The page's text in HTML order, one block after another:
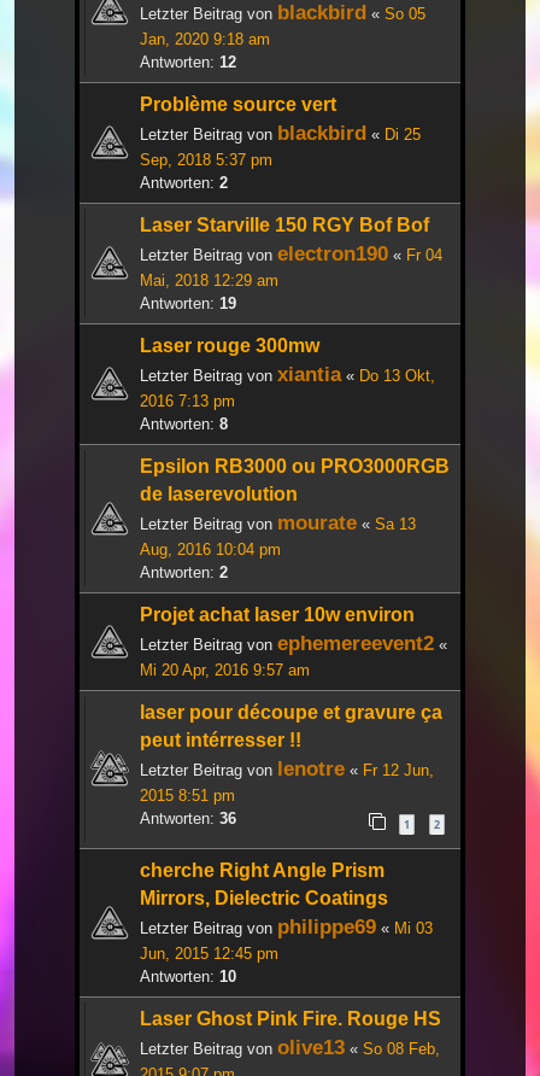
Letzter Beitrag von blackbird « So 05
Jan, 2020 9:18 am
Antworten: 12
Problème source vert
Letzter Beitrag von blackbird « Di 25
Sep, 2018 5:37 pm
Antworten: 2
Laser Starville 150 RGY Bof Bof
Letzter Beitrag von electron190 « Fr 04
Mai, 2018 12:29 am
Antworten: 19
Laser rouge 300mw
Letzter Beitrag von xiantia« Do 13 Okt,
2016 7:13 pm
Antworten: 8
Epsilon RB3000 ou PRO3000RGB
de laserevolution
Letzter Beitrag von mourate « Sa 13
Aug, 2016 10:04 pm
Antworten: 2
Projet achat laser 10w environ
Letzter Beitrag von ephemereevent2 «
Mi 20 Apr, 2016 9:57 am
laser pour découpe et gravure ça
peut intérresser !!
Letzter Beitrag von lenotre « Fr 12 Jun,
2015 8:51 pm
Antworten: 36 1 2
cherche Right Angle Prism
Mirrors, Dielectric Coatings
Letzter Beitrag von philippe69 « Mi 03
Jun, 2015 12:45 pm
Antworten: 10
Laser Ghost Pink Fire. Rouge HS
Letzter Beitrag von olive13 « So 08 Feb,